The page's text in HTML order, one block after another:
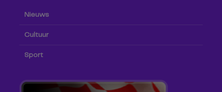
Nieuws
Cultuur
Sport